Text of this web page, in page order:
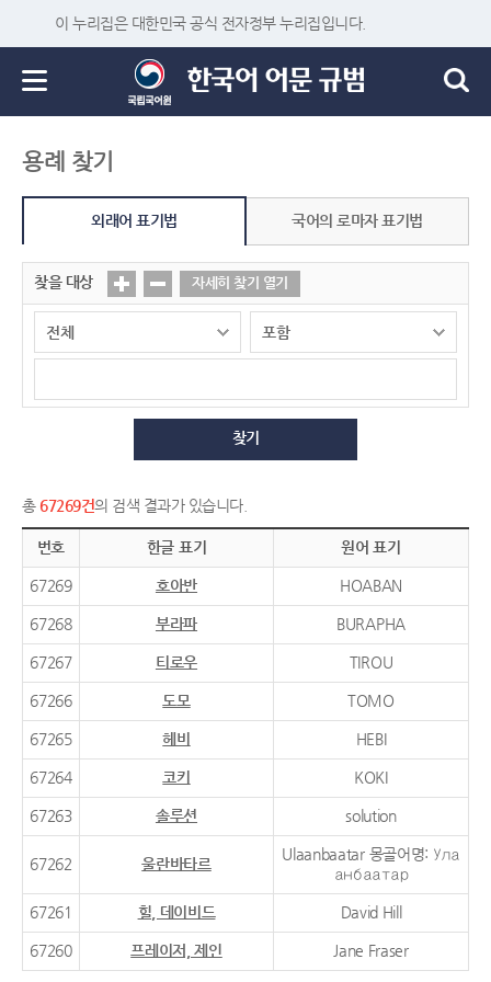
이 누리집은 대한민국 공식 전자정부 누리집입니다.
용례 찾기
외래어 표기법 국어의 로마자 표기법
찾을 대상 자세히 찾기 열기
찾기
총 67269건의 검색 결과가 있습니다.
번호 한글 표기 원어 표기
67269 호아반 HOABAN
67268 부라파 BURAPHA
67267 티로우 TIROU
67266 도모 TOMO
67265 헤비 HEBI
67264 코키 KOKI
67263 솔루션 solution
67262 울란바타르
Ulaanbaatar 몽골어명: Ула
анбаатар
67261 힐, 데이비드 David Hill
67260 프레이저, 제인 Jane Fraser